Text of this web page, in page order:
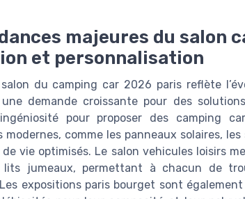
majeures du salon
et personnalisation
salon du camping car 2026 paris reflète
demande croissante pour des
pour proposer des camping
modernes, comme les panneaux solaires,
de vie optimisés. Le salon vehicules loisirs
jumeaux, permettant à chacun de
expositions paris bourget sont